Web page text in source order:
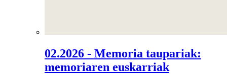
02.2026 - Memoria taupariak:
memoriaren euskarriak